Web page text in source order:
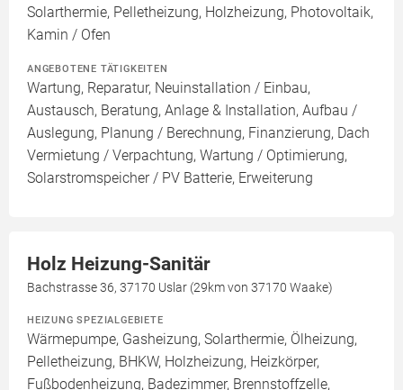
Solarthermie, Pelletheizung, Holzheizung, Photovoltaik,
Kamin / Ofen
ANGEBOTENE TÄTIGKEITEN
Wartung, Reparatur, Neuinstallation / Einbau,
Austausch, Beratung, Anlage & Installation, Aufbau /
Auslegung, Planung / Berechnung, Finanzierung, Dach
Vermietung / Verpachtung, Wartung / Optimierung,
Solarstromspeicher / PV Batterie, Erweiterung
Holz Heizung-Sanitär
Bachstrasse 36, 37170 Uslar (29km von 37170 Waake)
HEIZUNG SPEZIALGEBIETE
Wärmepumpe, Gasheizung, Solarthermie, Ölheizung,
Pelletheizung, BHKW, Holzheizung, Heizkörper,
Fußbodenheizung, Badezimmer, Brennstoffzelle,